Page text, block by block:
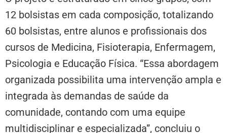
12 bolsistas em cada composição, totalizando
60 bolsistas, entre alunos e profissionais dos
cursos de Medicina, Fisioterapia, Enfermagem,
Psicologia e Educação Física. “Essa abordagem
organizada possibilita uma intervenção ampla e
integrada às demandas de saúde da
comunidade, contando com uma equipe
multidisciplinar e especializada”, concluiu o